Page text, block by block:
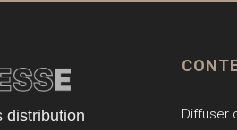
distribution
Diffuser